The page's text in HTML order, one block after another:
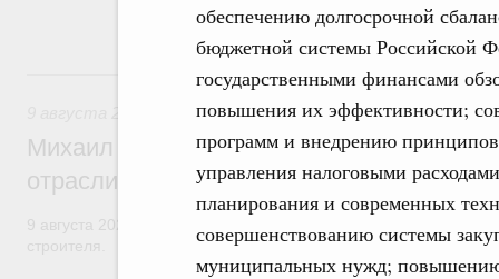
обеспечению долгосрочной
бюджетной системы Российской
государственными финансами
повышения их эффективности;
программ и внедрению
управления налоговыми
планирования и современных
совершенствованию системы
муниципальных нужд; повышению
9 августа, воскресенье
Регулирование в сфере строительства
Михаил Мишустин поздравил
отрасли с профессиональным